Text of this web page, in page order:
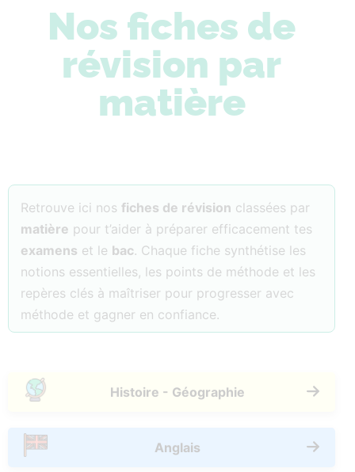
Nos fiches de
révision par
matière
Retrouve ici nos fiches de révision classées par
matière pour t’aider à préparer efficacement tes
examens et le bac. Chaque fiche synthétise les
notions essentielles, les points de méthode et les
repères clés à maîtriser pour progresser avec
méthode et gagner en confiance.
Histoire - Géographie
Anglais